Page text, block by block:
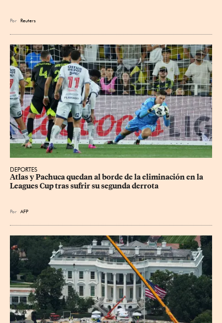
Por Reuters
DEPORTES
Atlas y Pachuca quedan al borde de la eliminación en la
Leagues Cup tras sufrir su segunda derrota
Por AFP